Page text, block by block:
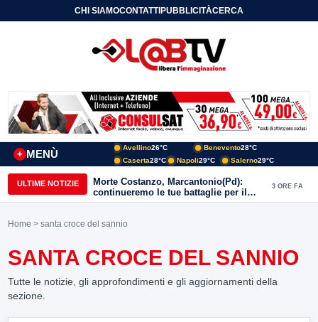
CHI SIAMOCONTATTIPUBBLICITÀCERCA
MENÙ
+
Avellino26°C Benevento28°C
Caserta28°C Napoli29°C Salerno29°C
ULTIME NOTIZIE
Morte Costanzo, Marcantonio(Pd):
continueremo le tue battaglie per il
Sannio
3 ORE FA
Home > santa croce del sannio
SANTA CROCE DEL SANNIO
Tutte le notizie, gli approfondimenti e gli aggiornamenti della
sezione.